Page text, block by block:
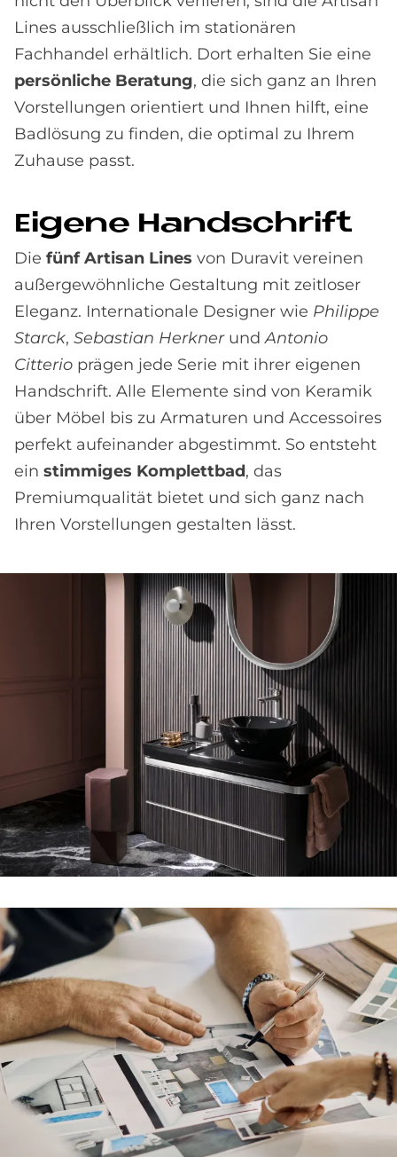
Lines ausschließlich im stationären
Fachhandel erhältlich. Dort erhalten Sie eine
persönliche Beratung, die sich ganz an Ihren
Vorstellungen orientiert und Ihnen hilft, eine
Badlösung zu finden, die optimal zu Ihrem
Zuhause passt.
Ei­ge­ne Hand­schrift
Die fünf Artisan Lines von Duravit vereinen
außergewöhnliche Gestaltung mit zeitloser
Eleganz. Internationale Designer wie Philippe
Starck, Sebastian HerknerundAntonio
Citterio prägen jede Serie mit ihrer eigenen
Handschrift. Alle Elemente sind von Keramik
über Möbel bis zu Armaturen und Accessoires
perfekt aufeinander abgestimmt. So entsteht
ein stimmiges Komplettbad, das
Premiumqualität bietet und sich ganz nach
Ihren Vorstellungen gestalten lässt.